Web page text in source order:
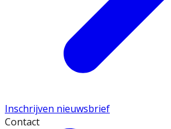
Inschrijven nieuwsbrief
Contact